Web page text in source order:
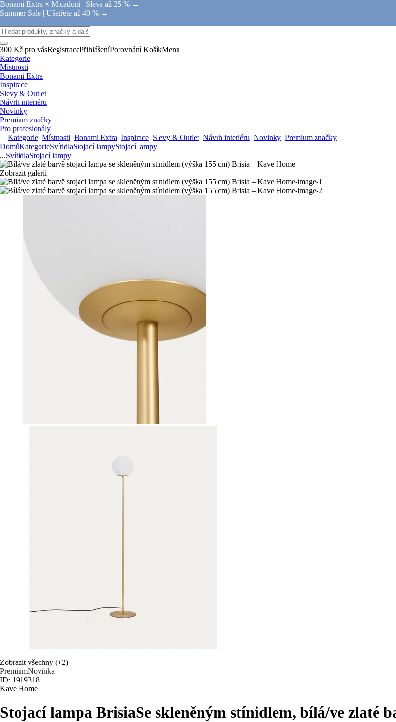
Bonami Extra × Micadoni | Sleva až 25 % →
Summer Sale | Ušetřete až 40 % →
300 Kč pro vásRegistracePřihlášeníPorovnání KošíkMenu
Kategorie
Místnosti
Bonami Extra
Inspirace
Slevy & Outlet
Návrh interiéru
Novinky
Premium značky
Pro profesionály
Kategorie Místnosti Bonami Extra Inspirace Slevy & Outlet Návrh interiéru Novinky Premium značky
DomůKategorieSvítidlaStojací lampyStojací lampy
...SvítidlaStojací lampy
Zobrazit galerii
Zobrazit všechny (+2)
PremiumNovinka
ID: 1919318
Kave Home
Stojací lampa BrisiaSe skleněným stínidlem, bílá/ve zlaté